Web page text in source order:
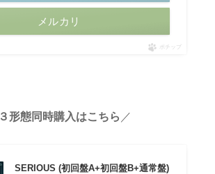
メルカリ
ポチップ
３形態同時購入はこちら ／
SERIOUS (初回盤A+初回盤B+通常盤)